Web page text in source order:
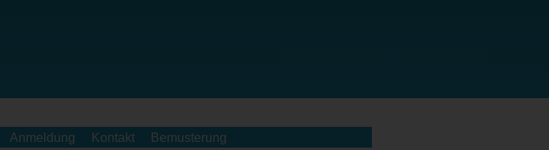
Anmeldung Kontakt Bemusterung